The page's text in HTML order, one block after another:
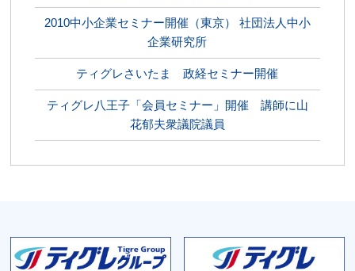
2010中小企業セミナー開催（東京） 社団法人中小
企業研究所
ティグレさいたま 政経セミナー開催
ティグレ八王子「会員セミナー」開催 講師に山
花郁夫衆議院議員